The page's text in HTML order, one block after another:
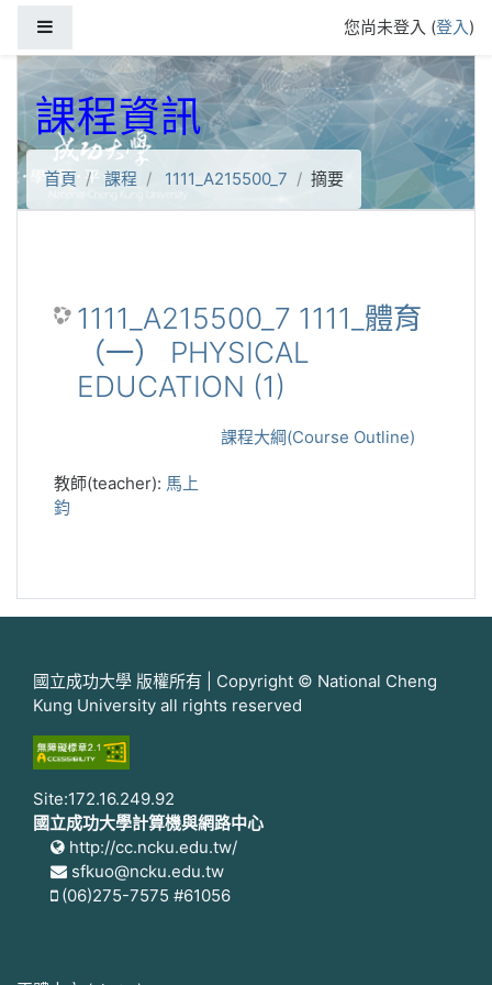
您尚未登入 (登入)
課程資訊
首頁 課程 1111_A215500_7 摘要
1111_A215500_7 1111_體育
（一） PHYSICAL
EDUCATION (1)
課程大綱(Course Outline)
教師(teacher): 馬上
鈞
國立成功大學 版權所有 | Copyright © National Cheng
Kung University all rights reserved
Site:172.16.249.92
國立成功大學計算機與網路中心
http://cc.ncku.edu.tw/
sfkuo@ncku.edu.tw
(06)275-7575 #61056